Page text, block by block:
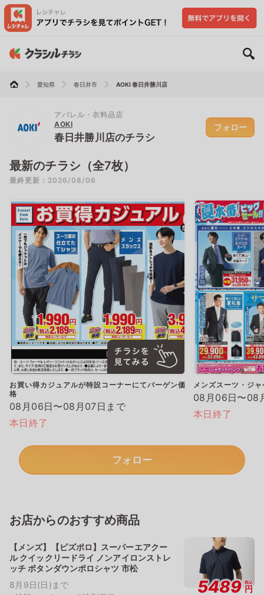
愛知県 春日井市 AOKI 春日井勝川店
アパレル・衣料品店
AOKI
春日井勝川店のチラシ
フォロー
最新のチラシ（全7枚）
最終更新：2026/08/06
お買い得カジュアルが特設コーナーにてバーゲン価
格
08月06日〜08月07日まで
本日終了
メンズスーツ・ジ
08月06日〜08
本日終了
フォロー
お店からのおすすめ商品
【メンズ】【ビズポロ】スーパーエアクー
ル クイックリードライ ノンアイロンストレ
ッチ ボタンダウンポロシャツ 市松
8月9日(日)まで
5489 税込
円